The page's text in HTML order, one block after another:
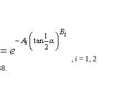
, i = 1, 2